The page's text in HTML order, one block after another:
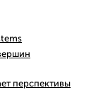
перспективы